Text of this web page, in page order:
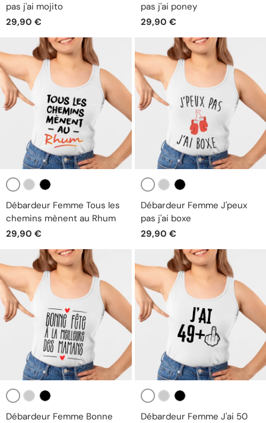
pas j'ai mojito
29,90 €
pas j'ai poney
29,90 €
Blanc
Débardeur Femme Tous les
chemins mènent au Rhum
29,90 €
Blanc
Débardeur Femme J'peux
pas j'ai boxe
29,90 €
Blanc
Débardeur Femme Bonne
Blanc
Débardeur Femme J'ai 50